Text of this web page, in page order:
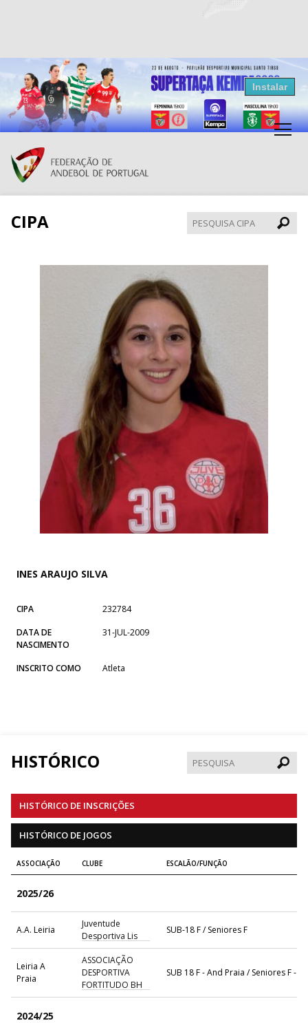
Resultados Andebol
Federação de Andebol de Portugal
Grátis - Disponivel na Play Store
Instalar
CIPA
CIPA
INES ARAUJO SILVA
CIPA
232784
DATA DE
NASCIMENTO
31-JUL-2009
INSCRITO COMO Atleta
HISTÓRICO
HISTÓRICO DE INSCRIÇÕES
HISTÓRICO DE JOGOS
ASSOCIAÇÃO CLUBE ESCALÃO/FUNÇÃO
2025/26
A.A. Leiria
Juventude
Desportiva Lis
SUB-18 F / Seniores F
Leiria A
Praia
ASSOCIAÇÃO
DESPORTIVA
FORTITUDO BH
SUB 18 F - And Praia / Seniores F -
2024/25